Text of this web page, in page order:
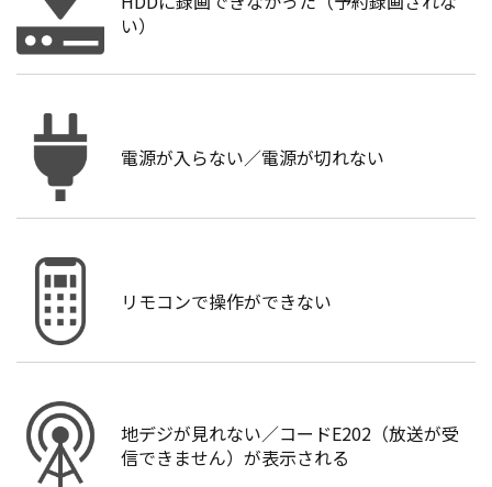
い）
電源が入らない／電源が切れない
リモコンで操作ができない
地デジが見れない／コードE202（放送が受
信できません）が表示される